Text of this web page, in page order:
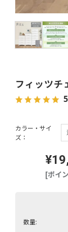
フィッツチ
[ポイ
カラー・サイ
ズ：
数量: